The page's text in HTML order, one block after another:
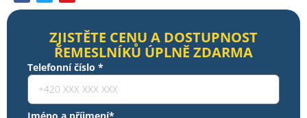
ZJISTĚTE CENU A DOSTUPNOST
ŘEMESLNÍKŮ ÚPLNĚ ZDARMA
Telefonní číslo *